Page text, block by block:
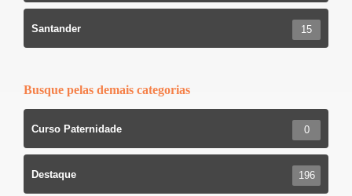
Santander 15
Busque pelas demais categorias
Curso Paternidade 0
Destaque 196